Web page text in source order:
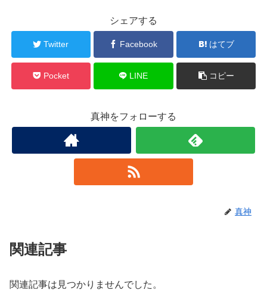
シェアする
Twitter Facebook はてブ
Pocket LINE コピー
真神をフォローする
真神
関連記事
関連記事は見つかりませんでした。